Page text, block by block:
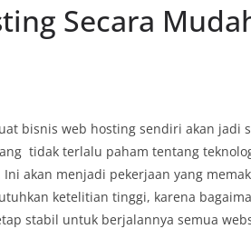
Secara
bisnis web hosting sendiri akan jadi
tidak terlalu paham tentang
Ini akan menjadi pekerjaan yang
ketelitian tinggi, karena
stabil untuk berjalannya semua